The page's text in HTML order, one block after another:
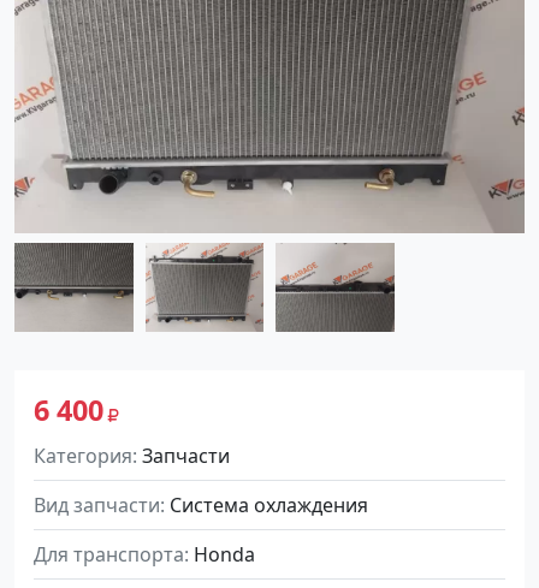
6 400
Категория Запчасти
Вид запчасти Система охлаждения
Для транспорта Honda